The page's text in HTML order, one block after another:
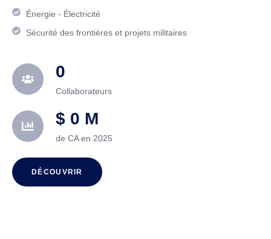
Énergie - Électricité
Sécurité des frontières et projets militaires
0
Collaborateurs
$ 0 M
de CA en 2025
DÉCOUVRIR